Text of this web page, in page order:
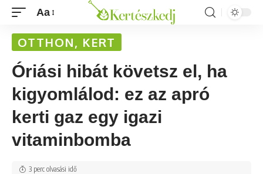
Aa
OTTHON, KERT
Óriási hibát követsz el, ha
kigyomlálod: ez az apró
kerti gaz egy igazi
vitaminbomba
3 perc olvasási idő